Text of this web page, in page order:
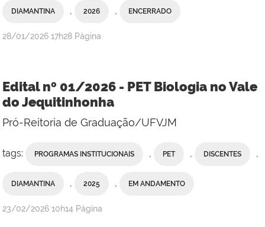
DIAMANTINA , 2026 , ENCERRADO
publicado
28/01/2026 17h28 Página
Edital nº 01/2026 - PET Biologia no Vale
do Jequitinhonha
Pró-Reitoria de Graduação/UFVJM
tags: PROGRAMAS INSTITUCIONAIS PET DISCENTES
DIAMANTINA 2025 EM ANDAMENTO
publicado
23/02/2026 10h14 Página